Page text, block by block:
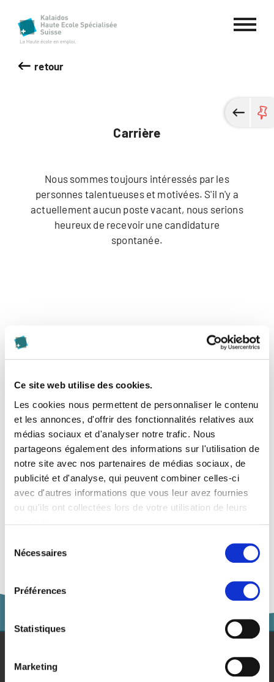
Ce site web utilise des cookies.
Les cookies nous permettent de personnaliser le contenu
et les annonces, d'offrir des fonctionnalités relatives aux
médias sociaux et d'analyser notre trafic. Nous
partageons également des informations sur l'utilisation de
notre site avec nos partenaires de médias sociaux, de
publicité et d'analyse, qui peuvent combiner celles-ci
avec d'autres informations que vous leur avez fournies
ou qu'ils ont collectées lors de votre utilisation de leurs
Nécessaires
Préférences
Statistiques
Marketing
Haute école spécialisée Kalaidos
retour
Carrière
Nous sommes toujours intéressés par les
personnes talentueuses et motivées. S'il n'y a
actuellement aucun poste vacant, nous serions
heureux de recevoir une candidature
spontanée.
Partager cette page
Haute école spécialisée Kalaidos
Jungholzstrasse 43
8050 Zurich
info@kalaidos-fh.ch
044 200 19 19
Études